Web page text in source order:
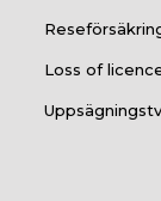
Loss of